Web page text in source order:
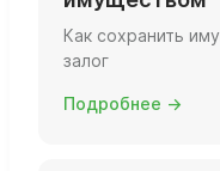
Как сохранить
залог
Подробнее →